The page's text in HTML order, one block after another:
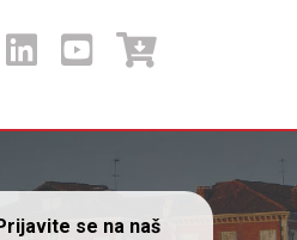
se na naš